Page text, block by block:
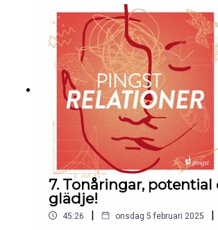
arbete.
7. Tonåringar, potential
glädje!
45:26 | onsdag 5 februari 2025 |